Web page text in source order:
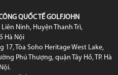
CÔNG QUỐC TẾ GOLFJOHN
Ninh, Huyện Thanh Trì,
Hà Nội
17, Tòa Soho Heritage West Lake,
Phú Thượng, quận Tây Hồ, TP. Hà
Nội.